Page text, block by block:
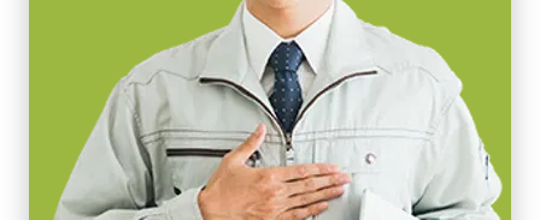
センササイズ 横x縦
26.2 mm x 17.4 mm
外形寸法 高さx幅x奥行
62 x 62 x 84 mm
高耐久性仕様 CoaXPress CXP6 ケーブル (Micro BNC – DIN)
(LKK-CXP-HDBNC-DIN-H-03)
ケーブル長：3m
メモ：本製品はカメラと同時注文の場合のみご購入いただけま
す。単品でのご注文はできません。